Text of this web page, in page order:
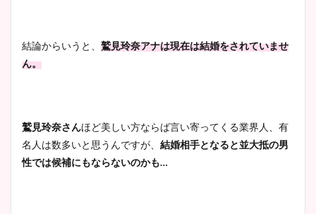
まとめた！
wikiプロフも！
結論からいうと、 鷲見玲奈アナは現在は結婚をされていませ
ん。
鷲見玲奈さんほど美しい方ならば言い寄ってくる業界人、有
名人は数多いと思うんですが、 結婚相手となると並大抵の男
性では候補にもならないのかも…